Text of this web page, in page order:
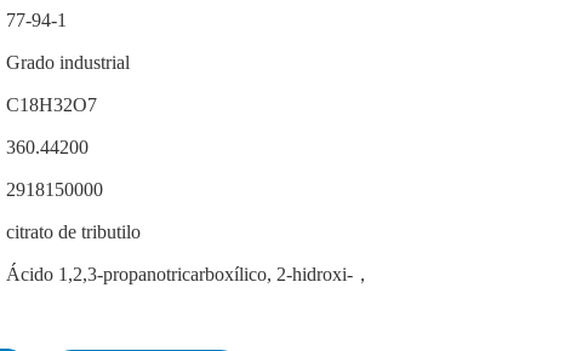
77-94-1
Grado industrial
C18H32O7
360.44200
2918150000
citrato de tributilo
Ácido 1,2,3-propanotricarboxílico, 2-hidroxi-，